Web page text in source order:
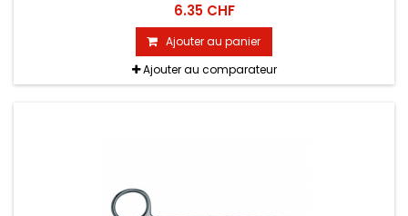
6.35 CHF
Ajouter au panier
Ajouter au comparateur